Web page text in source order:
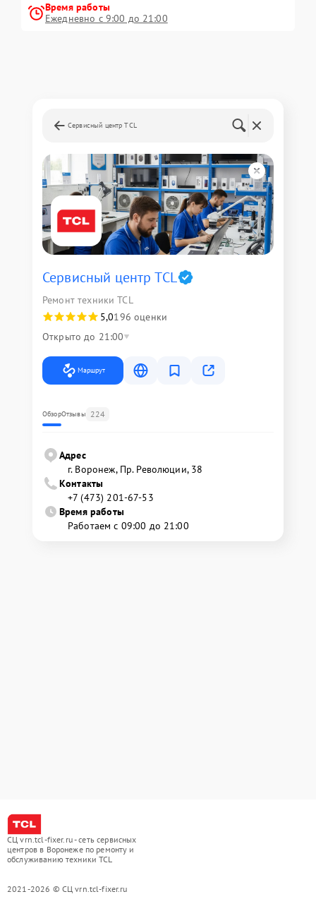
Время работы
Ежедневно с 9:00 до 21:00
Сервисный центр TCL
Сервисный центр TCL
Ремонт техники TCL
5,0196 оценки
Открыто до 21:00
Маршрут
ОбзорОтзывы 224
Адрес
г. Воронеж, Пр. Революции, 38
Контакты
+7 (473) 201-67-53
Время работы
Работаем с 09:00 до 21:00
СЦ vrn.tcl-fixer.ru - сеть сервисных
центров в Воронеже по ремонту и
обслуживанию техники TCL
2021-2026 © СЦ vrn.tcl-fixer.ru